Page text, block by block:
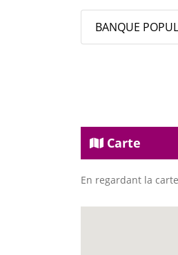
BANQUE
Carte
En regardant la